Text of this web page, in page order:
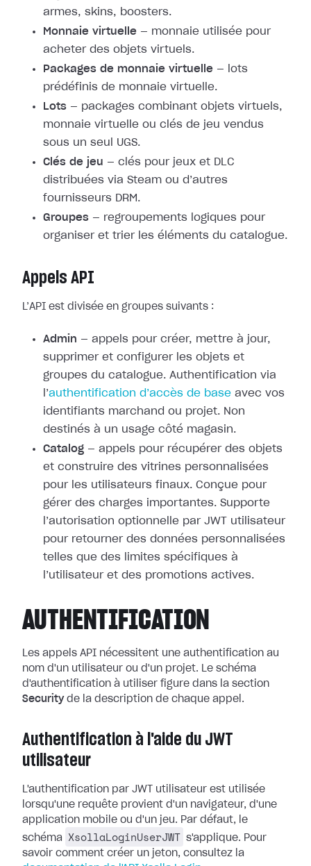
armes, skins, boosters.
Monnaie virtuelle — monnaie utilisée pour
acheter des objets virtuels.
Packages de monnaie virtuelle — lots
prédéfinis de monnaie virtuelle.
Lots — packages combinant objets virtuels,
monnaie virtuelle ou clés de jeu vendus
sous un seul UGS.
Clés de jeu — clés pour jeux et DLC
distribuées via Steam ou d’autres
fournisseurs DRM.
Groupes — regroupements logiques pour
organiser et trier les éléments du catalogue.
Appels API
L’API est divisée en groupes suivants :
Admin — appels pour créer, mettre à jour,
supprimer et configurer les objets et
groupes du catalogue. Authentification via
l’authentification d’accès de base avec vos
identifiants marchand ou projet. Non
destinés à un usage côté magasin.
Catalog — appels pour récupérer des objets
et construire des vitrines personnalisées
pour les utilisateurs finaux. Conçue pour
gérer des charges importantes. Supporte
l’autorisation optionnelle par JWT utilisateur
pour retourner des données personnalisées
telles que des limites spécifiques à
l’utilisateur et des promotions actives.
AUTHENTIFICATION
Les appels API nécessitent une authentification au
nom d'un utilisateur ou d'un projet. Le schéma
d'authentification à utiliser figure dans la section
Securityde la description de chaque appel.
Authentification à l'aide du JWT
utilisateur
L'authentification par JWT utilisateur est utilisée
lorsqu'une requête provient d'un navigateur, d'une
application mobile ou d'un jeu. Par défaut, le
schéma
XsollaLoginUserJWT s'applique. Pour
savoir comment créer un jeton, consultez la